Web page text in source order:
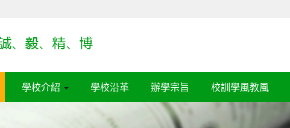
學校介紹 學校沿革 辦學宗旨 校訓學風教風